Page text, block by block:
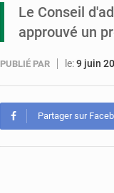
Le Conseil
approuvé un
PUBLIÉ PAR le:9 juin
Partager sur